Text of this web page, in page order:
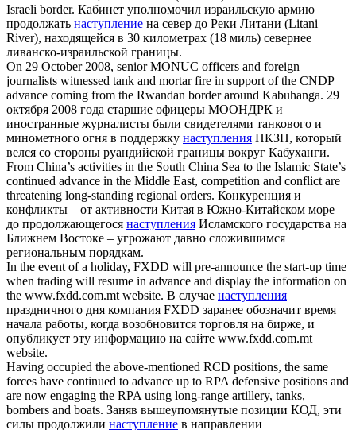
Israeli border. Кабинет уполномочил израильскую армию
продолжать наступление на север до Реки Литани (Litani
River), находящейся в 30 километрах (18 миль) севернее
ливанско-израильской границы.
On 29 October 2008, senior MONUC officers and foreign
journalists witnessed tank and mortar fire in support of the CNDP
advance coming from the Rwandan border around Kabuhanga. 29
октября 2008 года старшие офицеры МООНДРК и
иностранные журналисты были свидетелями танкового и
минометного огня в поддержку наступления НКЗН, который
велся со стороны руандийской границы вокруг Кабуханги.
From China’s activities in the South China Sea to the Islamic State’s
continued advance in the Middle East, competition and conflict are
threatening long-standing regional orders. Конкуренция и
конфликты – от активности Китая в Южно-Китайском море
до продолжающегося наступления Исламского государства на
Ближнем Востоке – угрожают давно сложившимся
региональным порядкам.
In the event of a holiday, FXDD will pre-announce the start-up time
when trading will resume in advance and display the information on
the www.fxdd.com.mt website. В случае наступления
праздничного дня компания FXDD заранее обозначит время
начала работы, когда возобновится торговля на бирже, и
опубликует эту информацию на сайте www.fxdd.com.mt
website.
Having occupied the above-mentioned RCD positions, the same
forces have continued to advance up to RPA defensive positions and
are now engaging the RPA using long-range artillery, tanks,
bombers and boats. Заняв вышеупомянутые позиции КОД, эти
силы продолжили наступление в направлении